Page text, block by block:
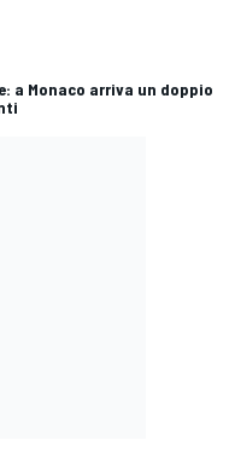
a Monaco arriva un doppio